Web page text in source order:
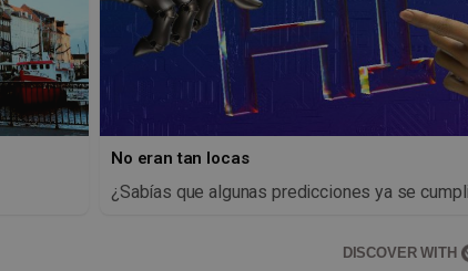
No eran tan locas
¿Sabías que algunas predicciones ya se
DISCOVER WITH